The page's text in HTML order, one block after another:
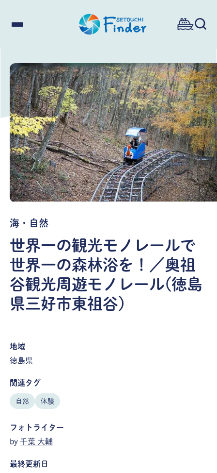
海・自然
世界一の観光モノレールで
世界一の森林浴を！／奥祖
谷観光周遊モノレール(徳島
県三好市東祖谷)
地域
徳島県
関連タグ
自然 体験
フォトライター
by 千葉 大輔
最終更新日